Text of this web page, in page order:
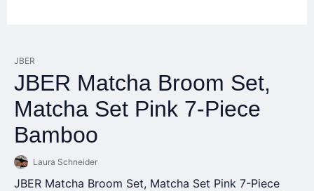
JBER
JBER Matcha Broom Set,
Matcha Set Pink 7-Piece
Bamboo
Laura Schneider
JBER Matcha Broom Set, Matcha Set Pink 7-Piece